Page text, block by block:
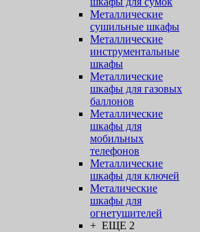
Металлические
сушильные шкафы
Металлические
инструментальные
шкафы
Металлические
шкафы для газовых
баллонов
Металлические
шкафы для
мобильных
телефонов
Металлические
шкафы для ключей
Металические
шкафы для
огнетушителей
+ ЕЩЕ 2